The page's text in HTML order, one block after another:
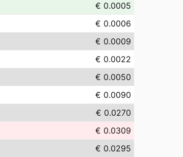
€ 0.0005
€ 0.0006
€ 0.0009
€ 0.0022
€ 0.0050
€ 0.0090
€ 0.0270
€ 0.0309
€ 0.0295